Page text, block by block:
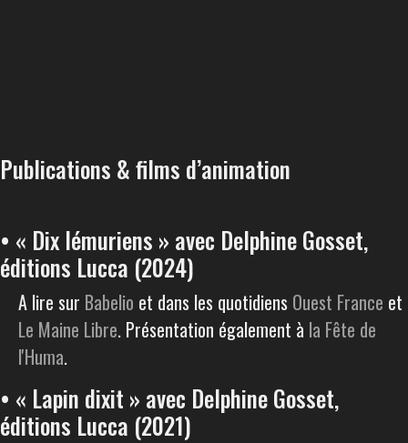
Publications & films d’animation
• « Dix lémuriens » avec Delphine Gosset,
éditions Lucca (2024)
A lire sur Babelio et dans les quotidiens Ouest France et
Le Maine Libre. Présentation également à la Fête de
l'Huma.
• « Lapin dixit » avec Delphine Gosset,
éditions Lucca (2021)